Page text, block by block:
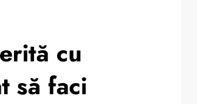
cu
să faci